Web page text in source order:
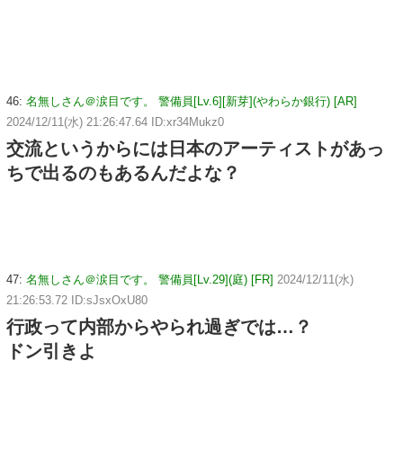
46: 名無しさん＠涙目です。 警備員[Lv.6][新芽](やわらか銀行) [AR]
2024/12/11(水) 21:26:47.64 ID:xr34Mukz0
交流というからには日本のアーティストがあっ
ちで出るのもあるんだよな？
47: 名無しさん＠涙目です。 警備員[Lv.29](庭) [FR] 2024/12/11(水)
21:26:53.72 ID:sJsxOxU80
行政って内部からやられ過ぎでは…？
ドン引きよ